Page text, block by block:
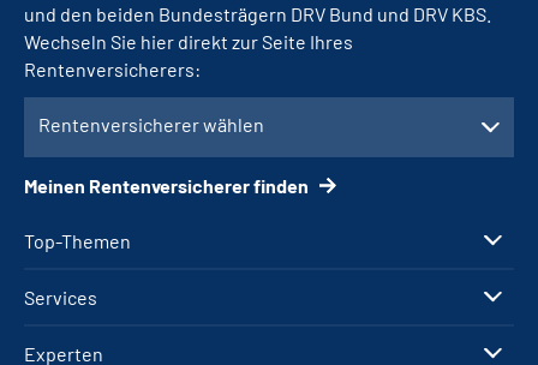
Top-Themen
Services
Experten
und den beiden Bundesträgern DRV Bund und DRV KBS.
Wechseln Sie hier direkt zur Seite Ihres
Rentenversicherers:
Rentenversicherer wählen
Meinen Rentenversicherer finden